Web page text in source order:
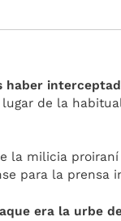
haber
lugar de la
milicia proiraní
para la prensa
era la urbe